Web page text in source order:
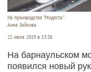
На производстве "Модеста".
Анна Зайкова
22 июля 2019 в 13:38
На барнаульском
появился новый